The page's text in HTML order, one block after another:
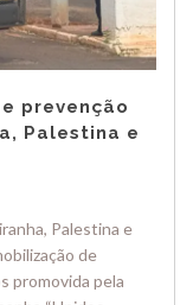
prevenção
Palestina e
Palestina e
de
promovida pela